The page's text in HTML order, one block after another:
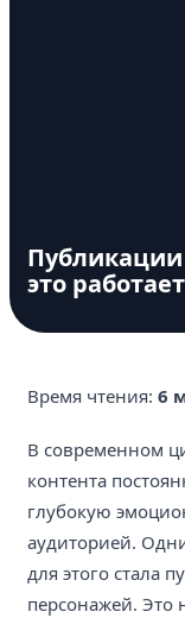
это работает
Время чтения: 6
В современном
контента
глубокую
аудиторией.
для этого стала
персонажей. Это